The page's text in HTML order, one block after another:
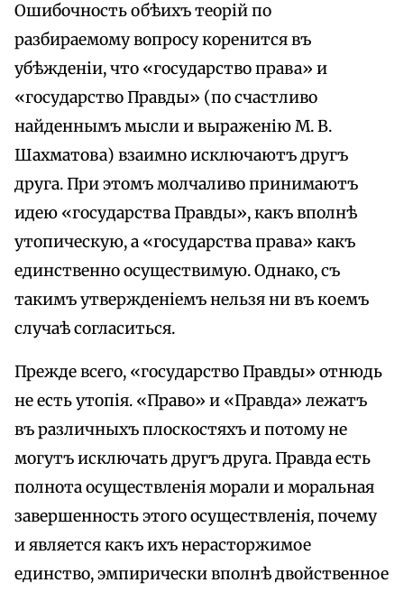
Ошибочность обѣихъ теорій по
разбираемому вопросу коренится въ
убѣжденіи, что «государство права» и
«государство Правды» (по счастливо
найденнымъ мысли и выраженію М. В.
Шахматова) взаимно исключаютъ другъ
друга. При этомъ молчаливо принимаютъ
идею «государства Правды», какъ вполнѣ
утопическую, а «государства права» какъ
единственно осуществимую. Однако, съ
такимъ утвержденіемъ нельзя ни въ коемъ
случаѣ согласиться.
Прежде всего, «государство Правды» отнюдь
не есть утопія. «Право» и «Правда» лежатъ
въ различныхъ плоскостяхъ и потому не
могутъ исключать другъ друга. Правда есть
полнота осуществленія морали и моральная
завершенность этого осуществленія, почему
и является какъ ихъ нерасторжимое
единство, эмпирически вполнѣ двойственное